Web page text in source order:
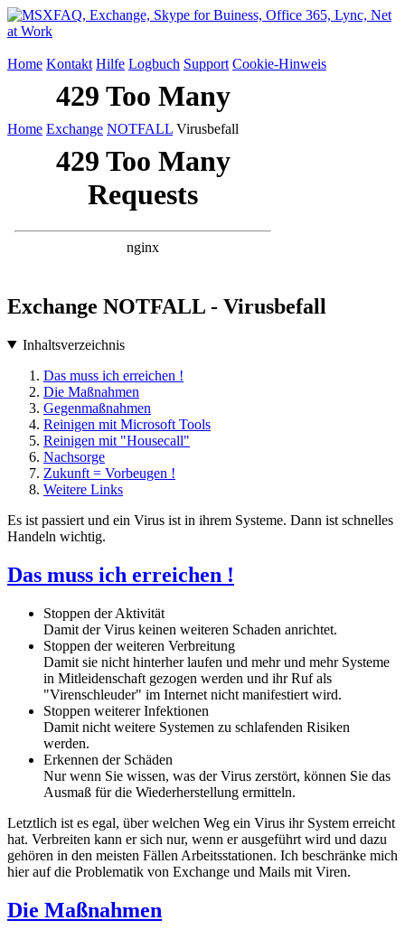
Home Kontakt Hilfe Logbuch Support Cookie-Hinweis
Home Exchange NOTFALL Virusbefall
Exchange NOTFALL - Virusbefall
Inhaltsverzeichnis
Das muss ich erreichen !
Die Maßnahmen
Gegenmaßnahmen
Reinigen mit Microsoft Tools
Reinigen mit "Housecall"
Nachsorge
Zukunft = Vorbeugen !
Weitere Links
Es ist passiert und ein Virus ist in ihrem Systeme. Dann ist schnelles
Handeln wichtig.
Das muss ich erreichen !
Stoppen der Aktivität
Damit der Virus keinen weiteren Schaden anrichtet.
Stoppen der weiteren Verbreitung
Damit sie nicht hinterher laufen und mehr und mehr Systeme
in Mitleidenschaft gezogen werden und ihr Ruf als
"Virenschleuder" im Internet nicht manifestiert wird.
Stoppen weiterer Infektionen
Damit nicht weitere Systemen zu schlafenden Risiken
werden.
Erkennen der Schäden
Nur wenn Sie wissen, was der Virus zerstört, können Sie das
Ausmaß für die Wiederherstellung ermitteln.
Letztlich ist es egal, über welchen Weg ein Virus ihr System erreicht
hat. Verbreiten kann er sich nur, wenn er ausgeführt wird und dazu
gehören in den meisten Fällen Arbeitsstationen. Ich beschränke mich
hier auf die Problematik von Exchange und Mails mit Viren.
Die Maßnahmen